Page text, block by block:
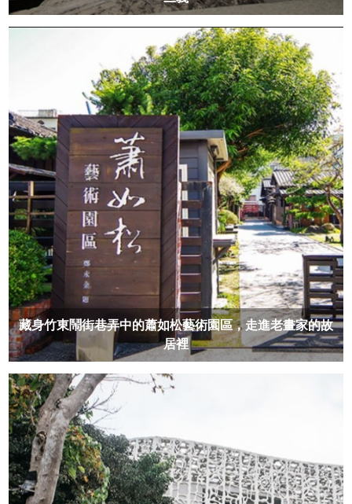
藏身竹東鬧街巷弄中的蕭如松藝術園區，走進老畫家的故
居裡